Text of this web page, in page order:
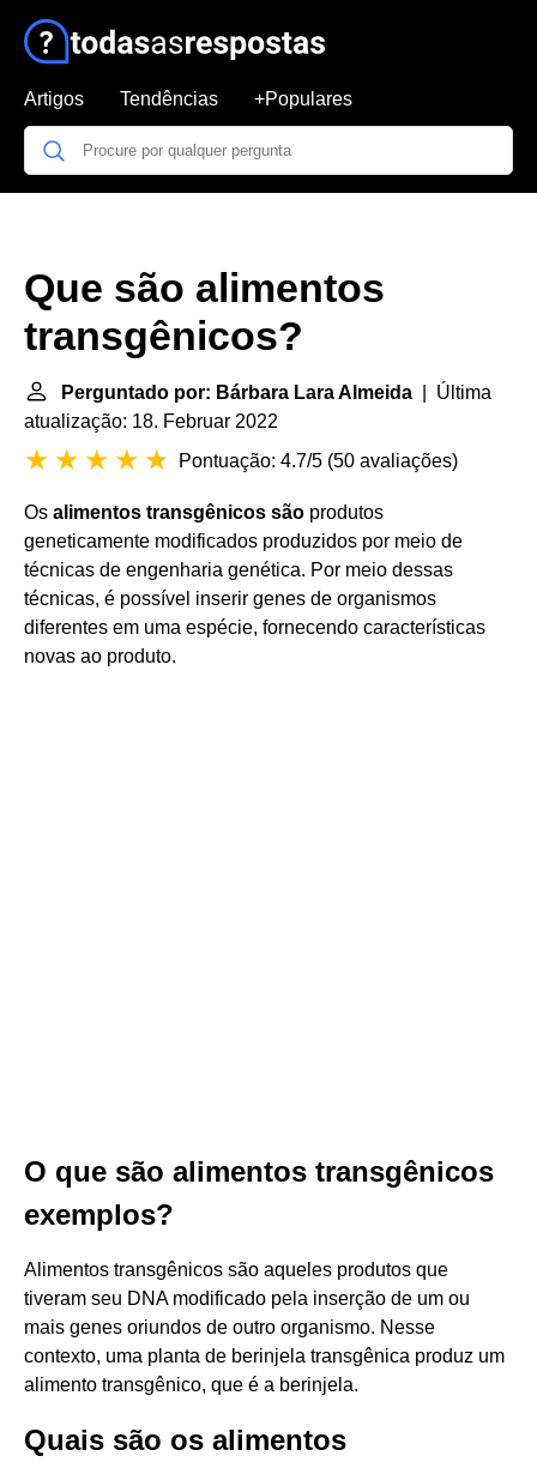
Artigos Tendências +Populares
Que são alimentos
transgênicos?
Perguntado por: Bárbara Lara Almeida | Última
atualização: 18. Februar 2022
Pontuação: 4.7/5 (50 avaliações)
Os alimentos transgênicos são produtos
geneticamente modificados produzidos por meio de
técnicas de engenharia genética. Por meio dessas
técnicas, é possível inserir genes de organismos
diferentes em uma espécie, fornecendo características
novas ao produto.
O que são alimentos transgênicos
exemplos?
Alimentos transgênicos são aqueles produtos que
tiveram seu DNA modificado pela inserção de um ou
mais genes oriundos de outro organismo. Nesse
contexto, uma planta de berinjela transgênica produz um
alimento transgênico, que é a berinjela.
Quais são os alimentos